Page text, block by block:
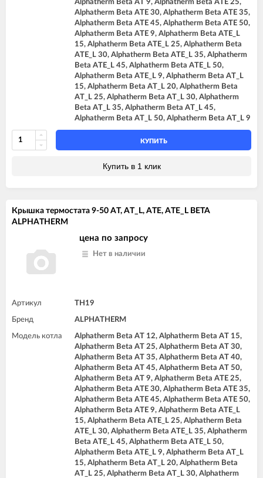
Alphatherm Beta AT 9, Alphatherm Beta ATE 25,
Alphatherm Beta ATE 30, Alphatherm Beta ATE 35,
Alphatherm Beta ATE 45, Alphatherm Beta ATE 50,
Alphatherm Beta ATE 9, Alphatherm Beta ATE_L
15, Alphatherm Beta ATE_L 25, Alphatherm Beta
ATE_L 30, Alphatherm Beta ATE_L 35, Alphatherm
Beta ATE_L 45, Alphatherm Beta ATE_L 50,
Alphatherm Beta ATE_L 9, Alphatherm Beta AT_L
15, Alphatherm Beta AT_L 20, Alphatherm Beta
AT_L 25, Alphatherm Beta AT_L 30, Alphatherm
Beta AT_L 35, Alphatherm Beta AT_L 45,
Alphatherm Beta AT_L 50, Alphatherm Beta AT_L 9
КУПИТЬ
Купить в 1 клик
Крышка термостата 9-50 AT, AT_L, ATE, ATE_L BETA
ALPHATHERM
цена по запросу
Нет в наличии
Артикул TH19
Бренд ALPHATHERM
Модель котла
Alphatherm Beta AT 12, Alphatherm Beta AT 15,
Alphatherm Beta AT 25, Alphatherm Beta AT 30,
Alphatherm Beta AT 35, Alphatherm Beta AT 40,
Alphatherm Beta AT 45, Alphatherm Beta AT 50,
Alphatherm Beta AT 9, Alphatherm Beta ATE 25,
Alphatherm Beta ATE 30, Alphatherm Beta ATE 35,
Alphatherm Beta ATE 45, Alphatherm Beta ATE 50,
Alphatherm Beta ATE 9, Alphatherm Beta ATE_L
15, Alphatherm Beta ATE_L 25, Alphatherm Beta
ATE_L 30, Alphatherm Beta ATE_L 35, Alphatherm
Beta ATE_L 45, Alphatherm Beta ATE_L 50,
Alphatherm Beta ATE_L 9, Alphatherm Beta AT_L
15, Alphatherm Beta AT_L 20, Alphatherm Beta
AT_L 25, Alphatherm Beta AT_L 30, Alphatherm